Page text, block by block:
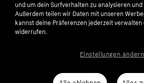
number: 556737-0431
und um dein Surfverhalten zu analysieren
Außerdem teilen wir Daten mit unseren
kannst deine Präferenzen jederzeit verwalten
widerrufen.
Einstellungen ändern